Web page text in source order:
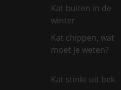
Kat buiten in de
winter
Kat chippen, wat
moet je weten?
Kat stinkt uit bek